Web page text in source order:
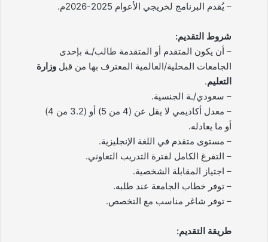
– يُقدم البرنامج لخريجي الأعوام 2025-2026م.
شروط التقديم:
– أن يكون المتقدم أو المتقدمة طالب/ـة بإحدى
الجامعات المحلية/العالمية المعترف بها من قبل وزارة
التعليم.
– سعودي/ـة الجنسية.
– معدل أكاديمي لا يقل عن (4 من 5) أو (3.2 من 4)
أو ما يعادله.
– مستوى متقدم في اللغة الإنجليزية.
– التفرغ الكامل لفترة التدريب التعاوني.
– اجتياز المقابلة الشخصية.
– توفر خطاب الجامعة عند طلبه.
– توفر شاغر مناسب مع التخصص.
طريقة التقديم: